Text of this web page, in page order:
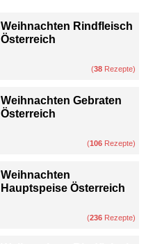
Weihnachten Rindfleisch
Österreich
(38 Rezepte)
Weihnachten Gebraten
Österreich
(106 Rezepte)
Weihnachten
Hauptspeise Österreich
(236 Rezepte)